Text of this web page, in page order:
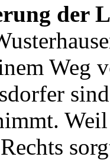
der
Weg